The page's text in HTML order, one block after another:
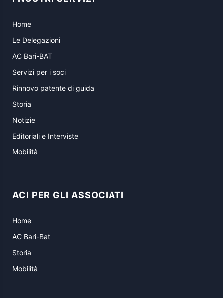
Home
Le Delegazioni
AC Bari-BAT
Servizi per i soci
Rinnovo patente di guida
Storia
Notizie
Editoriali e Interviste
Mobilità
ACI PER GLI ASSOCIATI
Home
AC Bari-Bat
Storia
Mobilità